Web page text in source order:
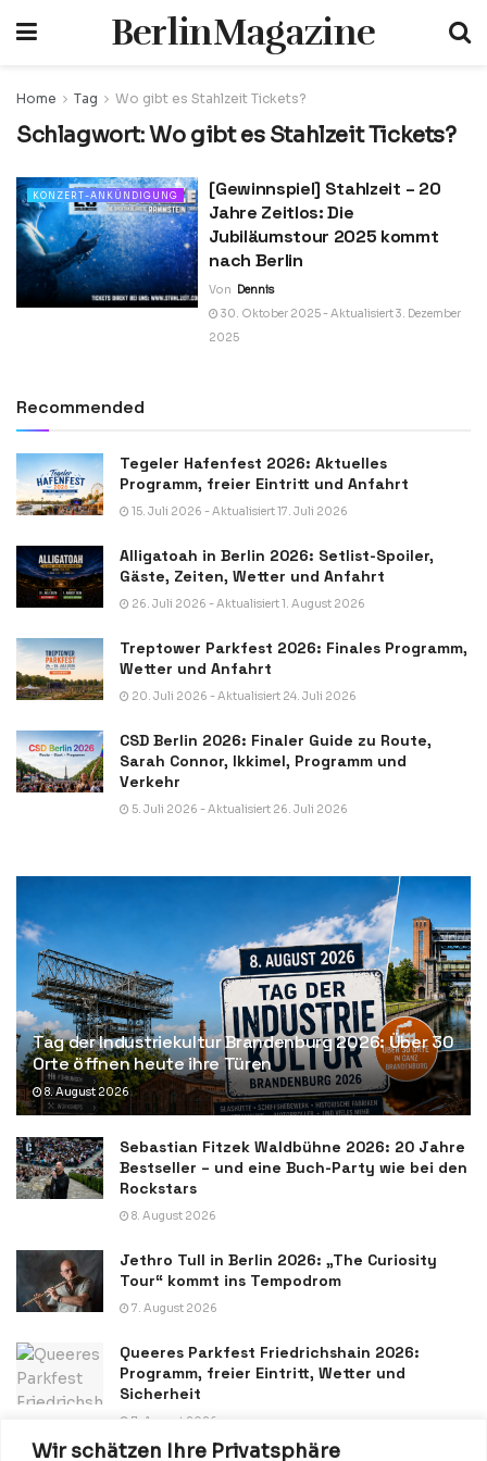
Wir schätzen Ihre Privatsphäre
BerlinMagazine
Home Tag Wo gibt es Stahlzeit Tickets?
Schlagwort:Wo gibt es Stahlzeit Tickets?
KONZERT-ANKÜNDIGUNG
[Gewinnspiel] Stahlzeit – 20
Jahre Zeitlos: Die
Jubiläumstour 2025 kommt
nach Berlin
Von Dennis
30. Oktober 2025 - Aktualisiert 3. Dezember
2025
Recommended
Tegeler Hafenfest 2026: Aktuelles
Programm, freier Eintritt und Anfahrt
15. Juli 2026 - Aktualisiert 17. Juli 2026
Alligatoah in Berlin 2026: Setlist-Spoiler,
Gäste, Zeiten, Wetter und Anfahrt
26. Juli 2026 - Aktualisiert 1. August 2026
Treptower Parkfest 2026: Finales Programm,
Wetter und Anfahrt
20. Juli 2026 - Aktualisiert 24. Juli 2026
CSD Berlin 2026: Finaler Guide zu Route,
Sarah Connor, Ikkimel, Programm und
Verkehr
5. Juli 2026 - Aktualisiert 26. Juli 2026
Tag der Industriekultur Brandenburg 2026: Über 30
Orte öffnen heute ihre Türen
8. August 2026
Sebastian Fitzek Waldbühne 2026: 20 Jahre
Bestseller – und eine Buch-Party wie bei den
Rockstars
8. August 2026
Jethro Tull in Berlin 2026: „The Curiosity
Tour“ kommt ins Tempodrom
7. August 2026
Queeres Parkfest Friedrichshain 2026:
Programm, freier Eintritt, Wetter und
Sicherheit
7. August 2026